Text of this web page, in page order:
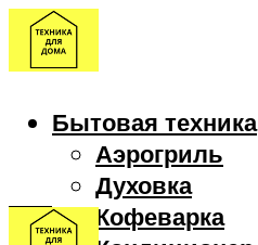
Бытовая техника
Аэрогриль
Духовка
Кофеварка